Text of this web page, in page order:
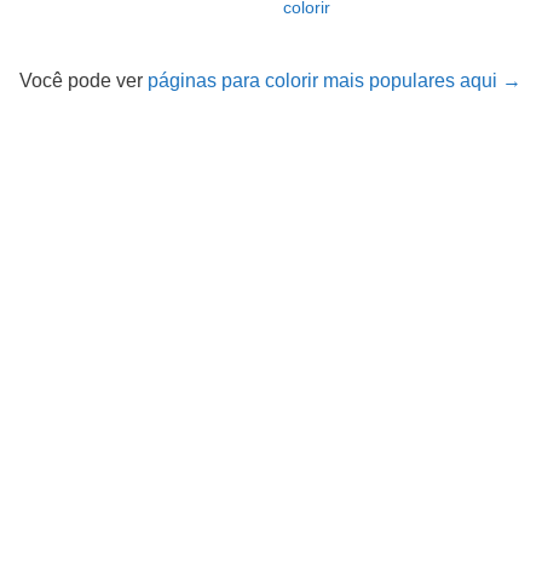
colorir
Você pode ver páginas para colorir mais populares aqui →